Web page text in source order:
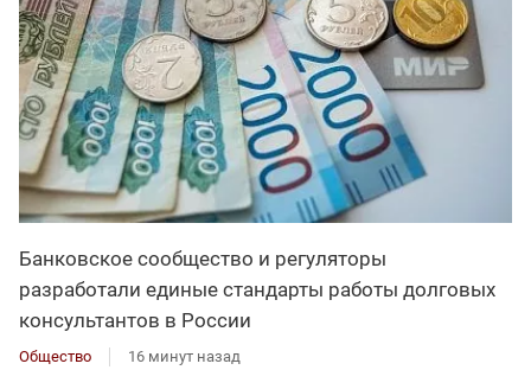
Банковское сообщество и регуляторы
разработали единые стандарты работы долговых
консультантов в России
Общество 16 минут назад